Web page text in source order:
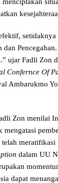
setidaknya
dan
ujar Fadli Zon
Confernce Of
Ambarukmo
Zon menilai
mengatasi
meratifikasi
dalam UU
dapat